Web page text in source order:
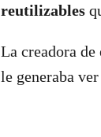
reutilizables
La creadora
le generaba